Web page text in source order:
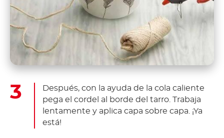
Después, con la ayuda de la cola caliente
pega el cordel al borde del tarro. Trabaja
lentamente y aplica capa sobre capa. ¡Ya
está!